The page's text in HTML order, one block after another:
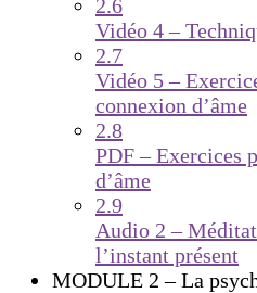
2.6
Vidéo 4 –
2.7
Vidéo 5 –
connexion d’âme
2.8
PDF – Exercices
d’âme
2.9
Audio 2 –
l’instant présent
MODULE 2 – La